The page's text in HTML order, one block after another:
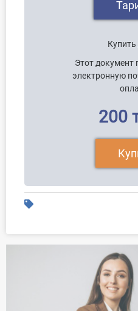
Купить
Этот документ
электронную
200